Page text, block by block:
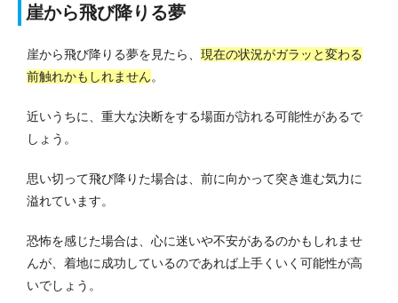
崖から飛び降りる夢
崖から飛び降りる夢を見たら、 現在の状況がガラッと変わる
前触れかもしれません。
近いうちに、重大な決断をする場面が訪れる可能性があるで
しょう。
思い切って飛び降りた場合は、前に向かって突き進む気力に
溢れています。
恐怖を感じた場合は、心に迷いや不安があるのかもしれませ
んが、着地に成功しているのであれば上手くいく可能性が高
いでしょう。